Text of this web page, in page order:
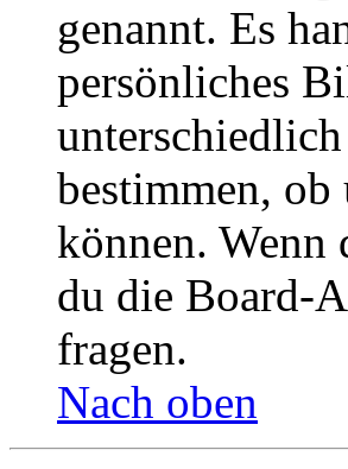
genannt. Es
persönliches
bestimmen, ob
können. Wenn
du die Board-
fragen.
Nach oben